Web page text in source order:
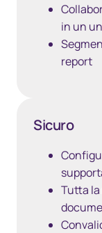
in un
report
Sicuro
Tutta